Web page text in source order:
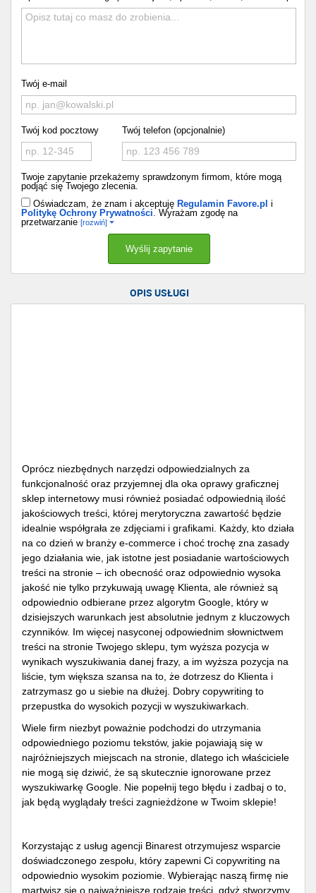
Twój e-mail
Twój kod pocztowy Twój telefon (opcjonalnie)
Twoje zapytanie przekażemy sprawdzonym firmom, które mogą
podjąć się Twojego zlecenia.
Oświadczam, że znam i akceptuję Regulamin Favore.pl i
Politykę Ochrony Prywatności . Wyrażam zgodę na
przetwarzanie [rozwiń]
OPIS USŁUGI
Oprócz niezbędnych narzędzi odpowiedzialnych za
funkcjonalność oraz przyjemnej dla oka oprawy graficznej
sklep internetowy musi również posiadać odpowiednią ilość
jakościowych treści, której merytoryczna zawartość będzie
idealnie współgrała ze zdjęciami i grafikami. Każdy, kto działa
na co dzień w branży e-commerce i choć trochę zna zasady
jego działania wie, jak istotne jest posiadanie wartościowych
treści na stronie – ich obecność oraz odpowiednio wysoka
jakość nie tylko przykuwają uwagę Klienta, ale również są
odpowiednio odbierane przez algorytm Google, który w
dzisiejszych warunkach jest absolutnie jednym z kluczowych
czynników. Im więcej nasyconej odpowiednim słownictwem
treści na stronie Twojego sklepu, tym wyższa pozycja w
wynikach wyszukiwania danej frazy, a im wyższa pozycja na
liście, tym większa szansa na to, że dotrzesz do Klienta i
zatrzymasz go u siebie na dłużej. Dobry copywriting to
przepustka do wysokich pozycji w wyszukiwarkach.
Wiele firm niezbyt poważnie podchodzi do utrzymania
odpowiedniego poziomu tekstów, jakie pojawiają się w
najróżniejszych miejscach na stronie, dlatego ich właściciele
nie mogą się dziwić, że są skutecznie ignorowane przez
wyszukiwarkę Google. Nie popełnij tego błędu i zadbaj o to,
jak będą wyglądały treści zagnieżdżone w Twoim sklepie!
Korzystając z usług agencji Binarest otrzymujesz wsparcie
doświadczonego zespołu, który zapewni Ci copywriting na
odpowiednio wysokim poziomie. Wybierając naszą firmę nie
martwisz się o najważniejsze rodzaje treści, gdyż stworzymy